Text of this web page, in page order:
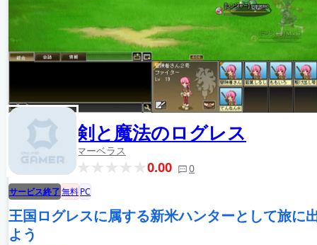
剣と魔法のログレス
マーベラス
0.00 0
サービス終了無料PC
王国ログレスに属する新米ハンターとして旅に
よう